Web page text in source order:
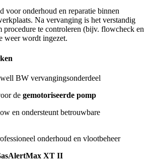
voor onderhoud en reparatie binnen
Na vervanging is het verstandig
procedure te controleren (bijv. flowcheck en
weer wordt ingezet.
BW vervangingsonderdeel
de gemotoriseerde pomp
en ondersteunt betrouwbare
onderhoud en vlootbeheer
XT II